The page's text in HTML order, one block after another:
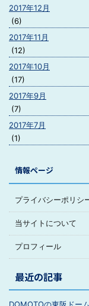
2017年12月
(6)
2017年11月
(12)
2017年10月
(17)
2017年9月
(7)
2017年7月
(1)
情報ページ
プライバシーポリシ
当サイトについて
プロフィール
最近の記事